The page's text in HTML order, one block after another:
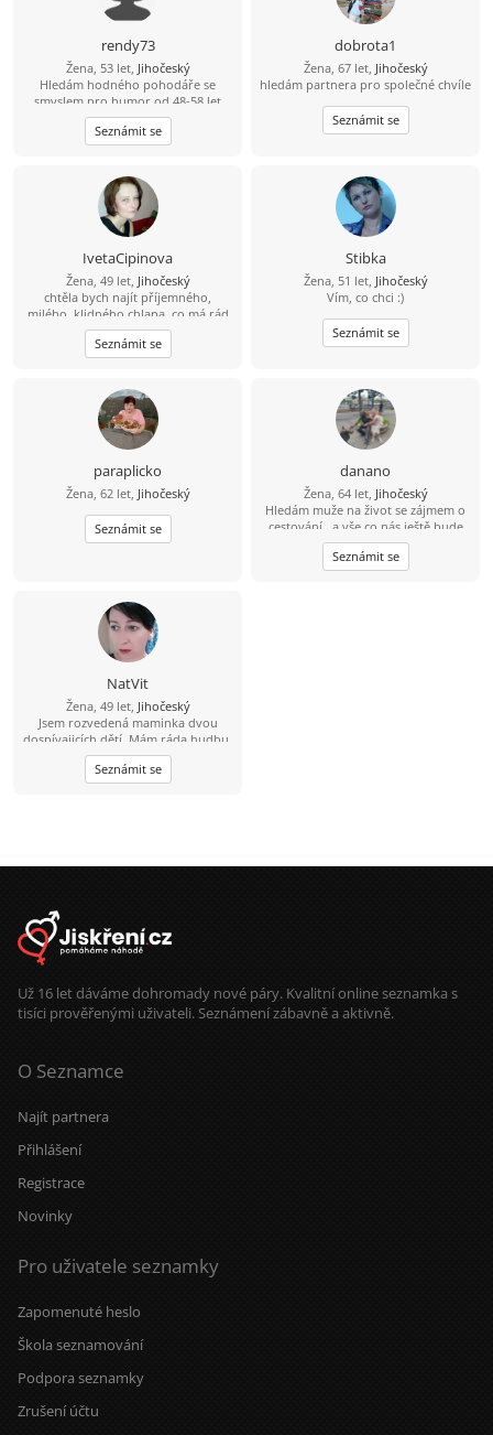
rendy73
Žena, 53 let, Jihočeský
Hledám hodného pohodáře se
smyslem pro humor od 48-58 let
Jižní Čechy a Vysočina-Pelhřimov a
okolí
Seznámit se
dobrota1
Žena, 67 let, Jihočeský
hledám partnera pro společné chvíle
Seznámit se
IvetaCipinova
Žena, 49 let, Jihočeský
chtěla bych najít příjemného,
milého, klidného chlapa, co má rád
děti a zvířata :) chlapa, co kouří a dá
si sklenku vína po večerech :)
Seznámit se
Stibka
Žena, 51 let, Jihočeský
Vím, co chci :)
Seznámit se
paraplicko
Žena, 62 let, Jihočeský
Seznámit se
danano
Žena, 64 let, Jihočeský
Hledám muže na život se zájmem o
cestování , a vše co nás ještě bude
bavit.
Seznámit se
NatVit
Žena, 49 let, Jihočeský
Jsem rozvedená maminka dvou
dospívajicích dětí. Mám ráda hudbu,
knihy, procházky. V mužích hledám
upřímnost, laskavost a cit pro
humor. Najdu je?
Seznámit se
Už 16 let dáváme dohromady nové páry. Kvalitní online seznamka s
tisíci prověřenými uživateli. Seznámení zábavně a aktivně.
O Seznamce
Najít partnera
Přihlášení
Registrace
Novinky
Pro uživatele seznamky
Zapomenuté heslo
Škola seznamování
Podpora seznamky
Zrušení účtu